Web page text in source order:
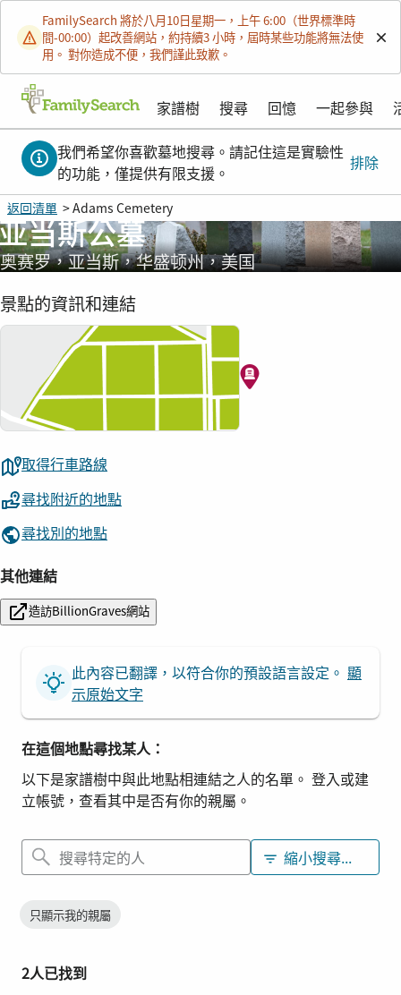
FamilySearch 將於八月10日星期一，上午 6:00（世界標準時
間-00:00）起改善網站，約持續3 小時，屆時某些功能將無法使
用。 對你造成不便，我們謹此致歉。
家譜樹 搜尋 回憶 一起參與
我們希望你喜歡墓地搜尋。請記住這是實驗性
的功能，僅提供有限支援。
排除
返回清單 > Adams Cemetery
当斯公墓
奥赛罗，亚当斯，华盛顿州，美国
景點的資訊和連結
取得行車路線
尋找附近的地點
尋找別的地點
其他連結
造訪BillionGraves網站
此內容已翻譯，以符合你的預設語言設定。 顯
示原始文字
在這個地點尋找某人：
以下是家譜樹中與此地點相連結之人的名單。 登入或建
立帳號，查看其中是否有你的親屬。
縮小搜尋範圍
只顯示我的親屬
2人已找到